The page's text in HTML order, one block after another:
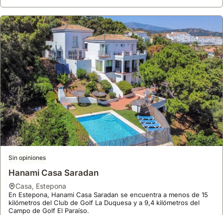
10 2 opiniones
Vacation Marbella I Villa Ava, Private Heated Pool,
Rooftop Hot Tub, Sauna, Luxury Interior, Close To
Golfs, Beaches And Puerto Banus
casa,Estepona
A 19 minutos a pie de la playa El Saladillo, esta villa ofrece una
estancia lujosa con acceso a piscina climatizada privada, piscina
exterior y un jacuzzi en la azotea.
Esta casa de vacaciones en Estepona, con 260 m², dispone de 5
dormitorios, 4 baños y capacidad para 19 personas, contando
además con gimnasio y sauna.
Leer más
Desde
1075 €/noche Ver
Sin opiniones
Hanami Casa Saradan
casa, Estepona
En Estepona, Hanami Casa Saradan se encuentra a menos de 15
kilómetros del Club de Golf La Duquesa y a 9,4 kilómetros del
Campo de Golf El Paraíso.